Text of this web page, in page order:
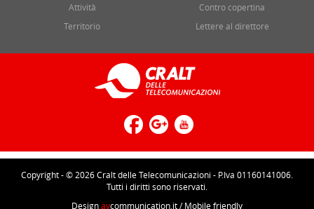
Attività
Territorio
Contro copertina
Lettere al direttore
Copyright - © 2026 Cralt delle Telecomunicazioni - P.Iva 01160141006.
Tutti i diritti sono riservati.
Designavcommunication.it/ Mobile friendly